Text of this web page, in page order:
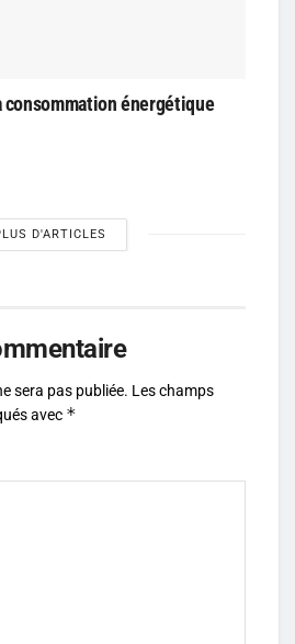
consommation énergétique
D'ARTICLES
sera pas publiée. Les champs
avec *